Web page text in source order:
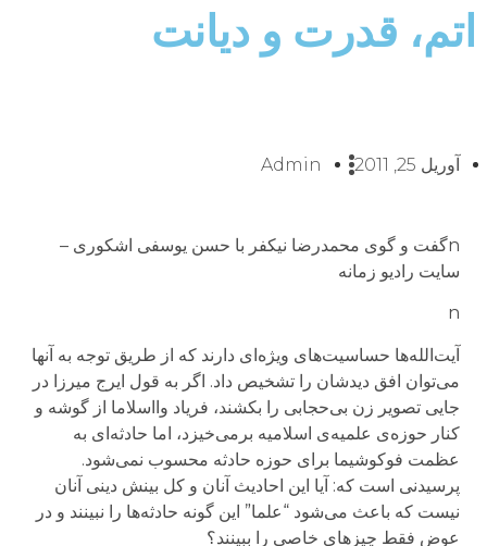
اتم، قدرت و دیانت
آوریل 25, 2011 Admin
nگفت و گوی محمدرضا نیکفر با حسن یوسفی اشکوری –
سایت رادیو زمانه
n
آیت‌الله‌ها حساسیت‌های ویژه‌ای دارند که از طریق توجه به آنها
می‌توان افق دیدشان را تشخیص داد. اگر به قول ایرج میرزا در
جایی تصویر زن بی‌حجابی را بکشند، فریاد وااسلاما از گوشه‌ و
کنار حوزه‌ی علمیه‌ی اسلامیه برمی‌خیزد، اما حادثه‌ای به
عظمت فوکوشیما برای حوزه حادثه محسوب نمی‌شود.
پرسیدنی است که: آیا این احادیث آنان و کل بینش دینی آنان
نیست که باعث می‌شود “علما” این گونه حادثه‌ها را نبینند و در
عوض فقط چیزهای خاصی را ببینند؟